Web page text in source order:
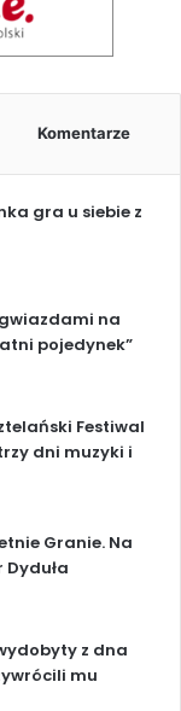
Komentarze
gra u siebie z
na
pojedynek”
Festiwal
dni muzyki i
Granie. Na
Dyduła
z dna
mu